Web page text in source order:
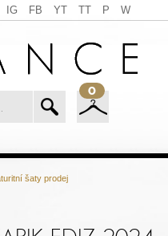
IG FB YT TT P W
0
šaty prodej